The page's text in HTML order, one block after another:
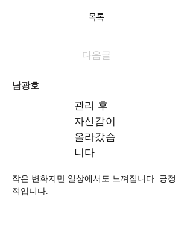
목록
다음글
남광호
관리 후
자신감이
올라갔습
니다
작은 변화지만 일상에서도 느껴집니다. 긍정
적입니다.